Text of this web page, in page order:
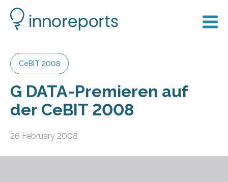
CeBIT 2008
G DATA-Premieren auf
der CeBIT 2008
26 February 2008